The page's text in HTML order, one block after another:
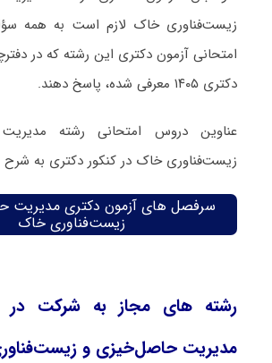
زیست‌فناوری خاک لازم است به همه
امتحانی آزمون دکتری این رشته که در
دکتری ۱۴۰۵ معرفی شده، پاسخ دهند.
عناوین دروس امتحانی رشته
زیست‌فناوری خاک در کنکور دکتری به
سرفصل های آزمون دکتری مدیریت
زیست‌فناوری خاک
رشته های مجاز به شرکت در
مدیریت حاصل‌خیزی و